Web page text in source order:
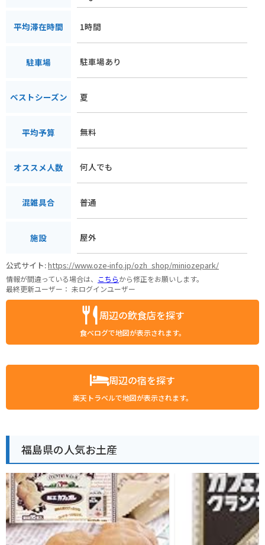
平均滞在時間 1時間
駐車場 駐車場あり
ベストシーズン 夏
平均予算 無料
オススメ人数 何人でも
混雑具合 普通
施設 屋外
公式サイト:https://www.oze-info.jp/ozh_shop/miniozepark/
情報が間違っている場合は、 こちらから修正をお願いします。
最終更新ユーザー： 未ログインユーザー
周辺の飲食店を探す
食べログで地図が表示されます。
周辺の宿を探す
楽天トラベルで地図が表示されます。
福島県の人気お土産